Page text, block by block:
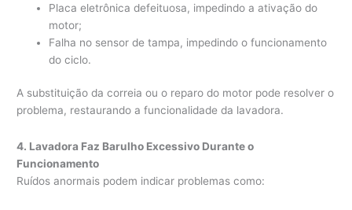
Placa eletrônica defeituosa, impedindo a ativação do
motor;
Falha no sensor de tampa, impedindo o funcionamento
do ciclo.
A substituição da correia ou o reparo do motor pode resolver o
problema, restaurando a funcionalidade da lavadora.
4. Lavadora Faz Barulho Excessivo Durante o
Funcionamento
Ruídos anormais podem indicar problemas como: